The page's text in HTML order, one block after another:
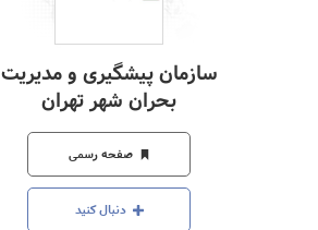
شرکت‌ها،
سازمان‌ها
و
روابط
عمومی‌ها
سازمان پیشگیری و مدیریت
بحران شهر تهران
صفحه رسمی
دنبال کنید